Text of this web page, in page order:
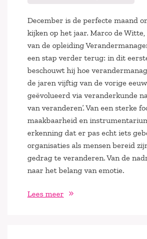
December is de perfecte maand
kijken op het jaar. Marco de
van de opleiding
een stap verder terug: in dit
beschouwt hij hoe
de jaren vijftig van de vorige
geëvolueerd via veranderkunde
van veranderen’. Van een sterke
maakbaarheid en
erkenning dat er pas echt iets
organisaties als mensen bereid
gedrag te veranderen. Van de
naar het belang van emotie.
Lees meer